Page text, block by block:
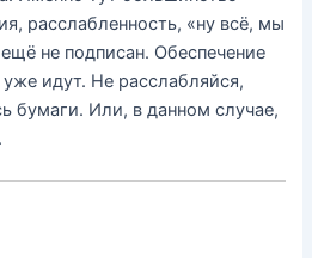
расслабленность, «ну всё, мы
не подписан. Обеспечение
идут. Не расслабляйся,
бумаги. Или, в данном случае,